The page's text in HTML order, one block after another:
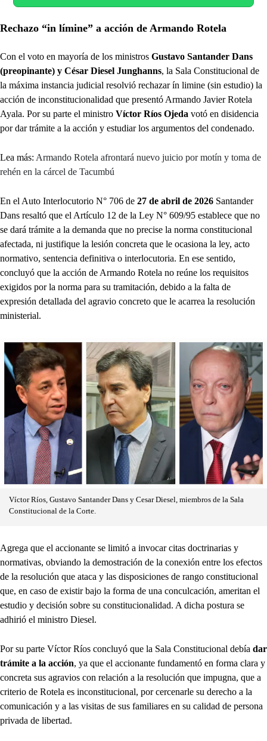
Rechazo “in límine” a acción de Armando Rotela
Con el voto en mayoría de los ministros Gustavo Santander Dans
(preopinante) y César Diesel Junghanns, la Sala Constitucional de
la máxima instancia judicial resolvió rechazar ín limine (sin estudio) la
acción de inconstitucionalidad que presentó Armando Javier Rotela
Ayala. Por su parte el ministro Víctor Ríos Ojeda votó en disidencia
por dar trámite a la acción y estudiar los argumentos del condenado.
Lea más: Armando Rotela afrontará nuevo juicio por motín y toma de
rehén en la cárcel de Tacumbú
En el Auto Interlocutorio N° 706 de 27 de abril de 2026 Santander
Dans resaltó que el Artículo 12 de la Ley N° 609/95 establece que no
se dará trámite a la demanda que no precise la norma constitucional
afectada, ni justifique la lesión concreta que le ocasiona la ley, acto
normativo, sentencia definitiva o interlocutoria. En ese sentido,
concluyó que la acción de Armando Rotela no reúne los requisitos
exigidos por la norma para su tramitación, debido a la falta de
expresión detallada del agravio concreto que le acarrea la resolución
ministerial.
Víctor Ríos, Gustavo Santander Dans y Cesar Diesel, miembros de la Sala
Constitucional de la Corte.
Agrega que el accionante se limitó a invocar citas doctrinarias y
normativas, obviando la demostración de la conexión entre los efectos
de la resolución que ataca y las disposiciones de rango constitucional
que, en caso de existir bajo la forma de una conculcación, ameritan el
estudio y decisión sobre su constitucionalidad. A dicha postura se
adhirió el ministro Diesel.
Por su parte Víctor Ríos concluyó que la Sala Constitucional debía dar
trámite a la acción, ya que el accionante fundamentó en forma clara y
concreta sus agravios con relación a la resolución que impugna, que a
criterio de Rotela es inconstitucional, por cercenarle su derecho a la
comunicación y a las visitas de sus familiares en su calidad de persona
privada de libertad.